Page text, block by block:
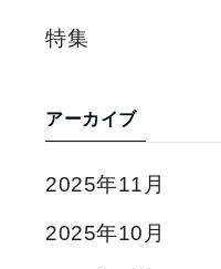
特集
アーカイブ
2025年11月
2025年10月